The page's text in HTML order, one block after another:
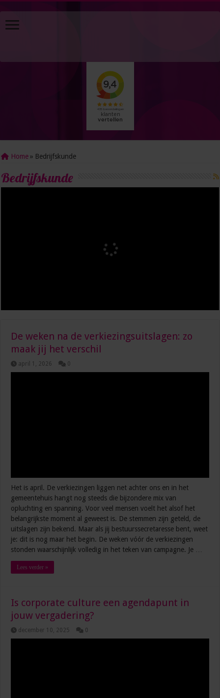
Home » Bedrijfskunde
Bedrijfskunde
De weken na de verkiezingsuitslagen: zo
maak jij het verschil
april 1, 2026 0
Het is april. De verkiezingen liggen net achter ons en in het
gemeentehuis hangt nog steeds die bijzondere mix van
opluchting en spanning. Voor veel mensen voelt het alsof het
belangrijkste moment al geweest is. De stemmen zijn geteld, de
uitslagen zijn bekend. Maar als jij bestuurssecretaresse bent, weet
je: dit is nog maar het begin. De weken vóór de verkiezingen
stonden waarschijnlijk volledig in het teken van campagne. Je …
Lees verder »
Is corporate culture een agendapunt in
jouw vergadering?
december 10, 2025 0